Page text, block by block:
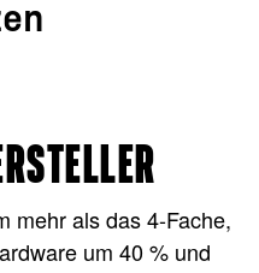
mehr als das 4-Fache,
um 40 % und